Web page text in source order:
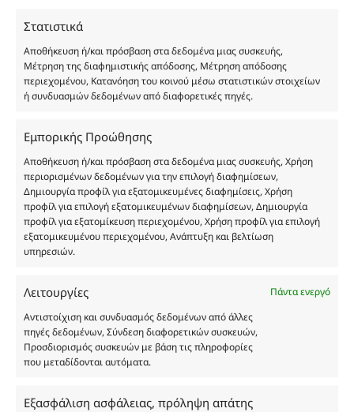
Στατιστικά
Αποθήκευση ή/και πρόσβαση στα δεδομένα μιας συσκευής,
Μέτρηση της διαφημιστικής απόδοσης, Μέτρηση απόδοσης
περιεχομένου, Κατανόηση του κοινού μέσω στατιστικών στοιχείων
ή συνδυασμών δεδομένων από διαφορετικές πηγές.
Εμπορικής Προώθησης
Αποθήκευση ή/και πρόσβαση στα δεδομένα μιας συσκευής, Χρήση
περιορισμένων δεδομένων για την επιλογή διαφημίσεων,
Δημιουργία προφίλ για εξατομικευμένες διαφημίσεις, Χρήση
προφίλ για επιλογή εξατομικευμένων διαφημίσεων, Δημιουργία
προφίλ για εξατομίκευση περιεχομένου, Χρήση προφίλ για επιλογή
εξατομικευμένου περιεχομένου, Ανάπτυξη και βελτίωση
υπηρεσιών.
Λειτουργίες
Πάντα ενεργό
Αντιστοίχιση και συνδυασμός δεδομένων από άλλες
πηγές δεδομένων, Σύνδεση διαφορετικών συσκευών,
Προσδιορισμός συσκευών με βάση τις πληροφορίες
που μεταδίδονται αυτόματα.
Εξασφάλιση ασφάλειας, πρόληψη απάτης
αντίστοιχα αυθεντικά γνωστών οίκων. Οι
ονομασίες, οι εικόνες και τα σήματα των
προϊόντων αποτελούν αναφαίρετη και
κατοχυρωμένη εμπορικά ιδιοκτησία των
Δημιουργών-Οίκων. Οι εικόνες ενδέχεται να
Με επιφύλαξη κάθε νόμιμου δικαιώματος.
Eau de parfum
Αγίου Κωνσταντίνου 76
Τηλ. 2314 016010
ΑΦΜ 803285309
ΓΕΜΗ 193802504000